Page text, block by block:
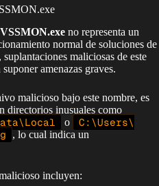
VSSMON.exe no representa un
normal de soluciones de
maliciosas de este
amenazas graves.
malicioso bajo este nombre, es
directorios inusuales como
o
C:\Users\
, lo cual indica un
incluyen: